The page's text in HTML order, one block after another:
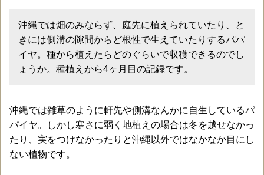
沖縄では畑のみならず、庭先に植えられていたり、と
きには側溝の隙間からど根性で生えていたりするパパ
イヤ。種から植えたらどのぐらいで収穫できるのでし
ょうか。種植えから4ヶ月目の記録です。
沖縄では雑草のように軒先や側溝なんかに自生しているパ
パイヤ。しかし寒さに弱く地植えの場合は冬を越せなかっ
たり、実をつけなかったりと沖縄以外ではなかなか目にし
ない植物です。